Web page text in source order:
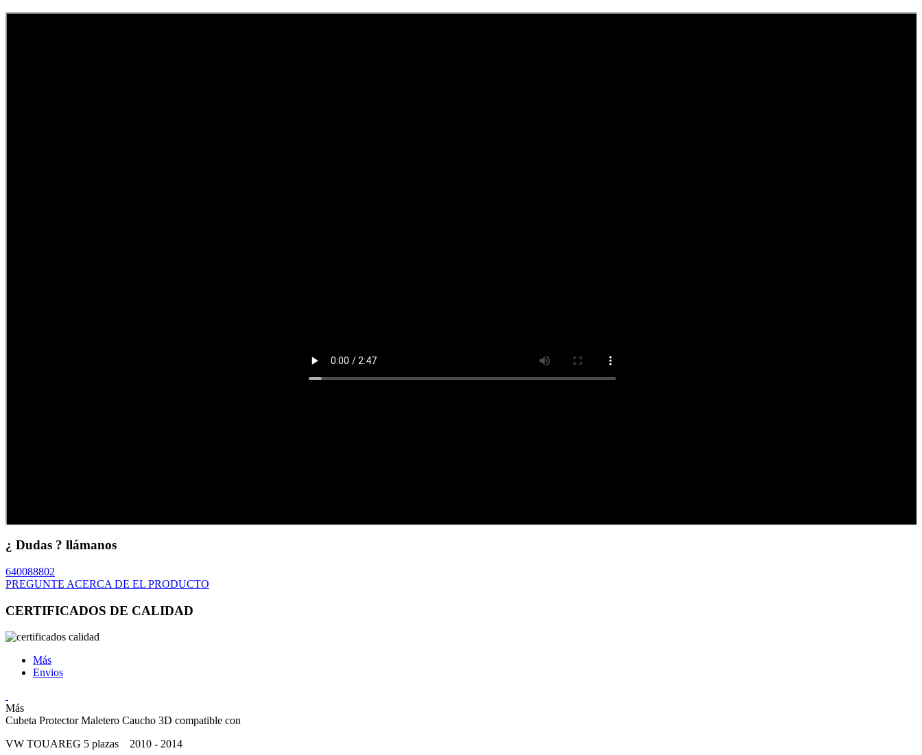
¿ Dudas ? llámanos
640088802
PREGUNTE ACERCA DE EL PRODUCTO
CERTIFICADOS DE CALIDAD
Más
Envios
Más
Cubeta Protector Maletero Caucho 3D compatible con
VW TOUAREG 5 plazas 2010 - 2014